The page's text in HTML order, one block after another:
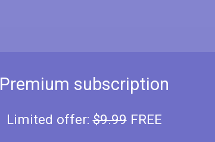
Premium subscription
Limited offer:$9.99FREE